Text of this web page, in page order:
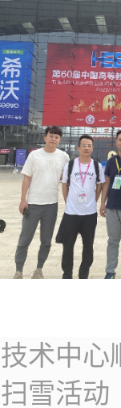
我校
，开
的规